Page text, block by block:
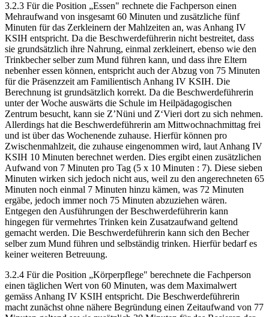
3.2.3 Für die Position „Essen" rechnete die Fachperson einen
Mehraufwand von insgesamt 60 Minuten und zusätzliche fünf
Minuten für das Zerkleinern der Mahlzeiten an, was Anhang IV
KSIH entspricht. Da die Beschwerdeführerin nicht bestreitet, dass
sie grundsätzlich ihre Nahrung, einmal zerkleinert, ebenso wie den
Trinkbecher selber zum Mund führen kann, und dass ihre Eltern
nebenher essen können, entspricht auch der Abzug von 75 Minuten
für die Präsenzzeit am Familientisch Anhang IV KSIH. Die
Berechnung ist grundsätzlich korrekt. Da die Beschwerdeführerin
unter der Woche auswärts die Schule im Heilpädagogischen
Zentrum besucht, kann sie Z’Nüni und Z‘Vieri dort zu sich nehmen.
Allerdings hat die Beschwerdeführerin am Mittwochnachmittag frei
und ist über das Wochenende zuhause. Hierfür können pro
Zwischenmahlzeit, die zuhause eingenommen wird, laut Anhang IV
KSIH 10 Minuten berechnet werden. Dies ergibt einen zusätzlichen
Aufwand von 7 Minuten pro Tag (5 x 10 Minuten : 7). Diese sieben
Minuten wirken sich jedoch nicht aus, weil zu den angerechneten 65
Minuten noch einmal 7 Minuten hinzu kämen, was 72 Minuten
ergäbe, jedoch immer noch 75 Minuten abzuziehen wären.
Entgegen den Ausführungen der Beschwerdeführerin kann
hingegen für vermehrtes Trinken kein Zusatzaufwand geltend
gemacht werden. Die Beschwerdeführerin kann sich den Becher
selber zum Mund führen und selbständig trinken. Hierfür bedarf es
keiner weiteren Betreuung.
3.2.4 Für die Position „Körperpflege" berechnete die Fachperson
einen täglichen Wert von 60 Minuten, was dem Maximalwert
gemäss Anhang IV KSIH entspricht. Die Beschwerdeführerin
macht zunächst ohne nähere Begründung einen Zeitaufwand von 77